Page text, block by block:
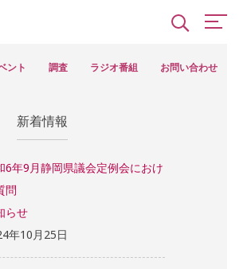
ント 調査 ラジオ番組 お問い合わせ
新着情報
6年9月静岡県議会定例会におけ
問
らせ
年10月25日